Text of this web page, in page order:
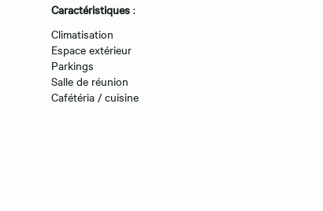
Caractéristiques :
Climatisation
Espace extérieur
Parkings
Salle de réunion
Cafétéria / cuisine